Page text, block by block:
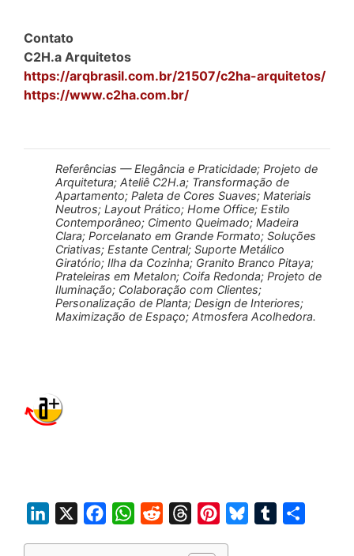
Contato
C2H.a Arquitetos
https://arqbrasil.com.br/21507/c2ha-arquitetos/
https://www.c2ha.com.br/
Referências — Elegância e Praticidade; Projeto de
Arquitetura; Ateliê C2H.a; Transformação de
Apartamento; Paleta de Cores Suaves; Materiais
Neutros; Layout Prático; Home Office; Estilo
Contemporâneo; Cimento Queimado; Madeira
Clara; Porcelanato em Grande Formato; Soluções
Criativas; Estante Central; Suporte Metálico
Giratório; Ilha da Cozinha; Granito Branco Pitaya;
Prateleiras em Metalon; Coifa Redonda; Projeto de
Iluminação; Colaboração com Clientes;
Personalização de Planta; Design de Interiores;
Maximização de Espaço; Atmosfera Acolhedora.
W